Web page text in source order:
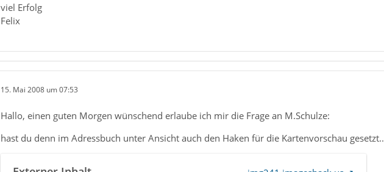
viel Erfolg
Felix
15. Mai 2008 um 07:53
Hallo, einen guten Morgen wünschend erlaube ich mir die Frage an M.Schulze:
hast du denn im Adressbuch unter Ansicht auch den Haken für die Kartenvorschau gesetzt..